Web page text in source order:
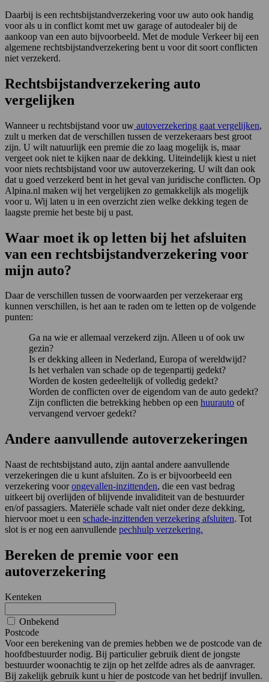
Daarbij is een rechtsbijstandverzekering voor uw auto ook handig
voor als u in conflict komt met uw garage of autodealer bij de
aankoop van een auto bijvoorbeeld. Met de module Verkeer bij een
algemene rechtsbijstandverzekering bent u voor dit soort conflicten
niet verzekerd.
Rechtsbijstandverzekering auto
vergelijken
Wanneer u rechtsbijstand voor uw autoverzekering gaat vergelijken,
zult u merken dat de verschillen tussen de verzekeraars best groot
zijn. U wilt natuurlijk een premie die zo laag mogelijk is, maar
vergeet ook niet te kijken naar de dekking. Uiteindelijk kiest u niet
voor niets rechtsbijstand voor uw autoverzekering. U wilt dan ook
dat u goed verzekerd bent in het geval van juridische conflicten. Op
Alpina.nl maken wij het vergelijken zo gemakkelijk als mogelijk
voor u. Wij laten u in een overzicht zien welke dekking tegen de
laagste premie het beste bij u past.
Waar moet ik op letten bij het afsluiten
van een rechtsbijstandverzekering voor
mijn auto?
Daar de verschillen tussen de voorwaarden per verzekeraar erg
kunnen verschillen, is het aan te raden om te letten op de volgende
punten:
Ga na wie er allemaal verzekerd zijn. Alleen u of ook uw
gezin?
Is er dekking alleen in Nederland, Europa of wereldwijd?
Is het verhalen van schade op de tegenpartij gedekt?
Worden de kosten gedeeltelijk of volledig gedekt?
Worden de conflicten over de eigendom van de auto gedekt?
Zijn conflicten die betrekking hebben op een huurauto of
vervangend vervoer gedekt?
Andere aanvullende autoverzekeringen
Naast de rechtsbijstand auto, zijn aantal andere aanvullende
verzekeringen die u kunt afsluiten. Zo is er bijvoorbeeld een
verzekering voorongevallen-inzittenden, die een vast bedrag
uitkeert bij overlijden of blijvende invaliditeit van de bestuurder
en/of passagiers. Materiële schade valt niet onder deze dekking,
hiervoor moet u een schade-inzittenden verzekering afsluiten. Tot
slot is er nog een aanvullende pechhulp verzekering.
Bereken de premie voor een
autoverzekering
Kenteken
Onbekend
Postcode
Voor een berekening van de premies hebben we de postcode van de
hoofdbestuurder nodig. Bij particulier gebruik dient de jongste
bestuurder woonachtig te zijn op het zelfde adres als de aanvrager.
Bij zakelijk gebruik kunt u hier de postcode van het bedrijf invullen.